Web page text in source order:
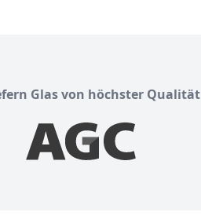
Glas von höchster Qualität